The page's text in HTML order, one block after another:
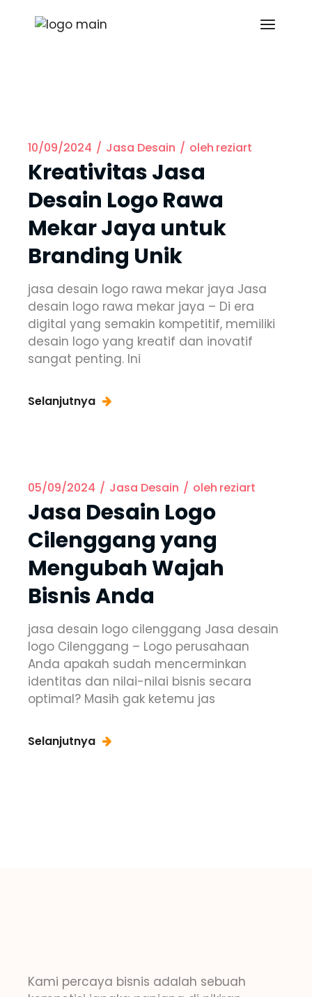
10/09/2024 Jasa Desain oleh reziart
Kreativitas Jasa
Desain Logo Rawa
Mekar Jaya untuk
Branding Unik
jasa desain logo rawa mekar jaya Jasa
desain logo rawa mekar jaya – Di era
digital yang semakin kompetitif, memiliki
desain logo yang kreatif dan inovatif
sangat penting. Ini
Selanjutnya
05/09/2024 Jasa Desain oleh reziart
Jasa Desain Logo
Cilenggang yang
Mengubah Wajah
Bisnis Anda
jasa desain logo cilenggang Jasa desain
logo Cilenggang – Logo perusahaan
Anda apakah sudah mencerminkan
identitas dan nilai-nilai bisnis secara
optimal? Masih gak ketemu jas
Selanjutnya
Kami percaya bisnis adalah sebuah